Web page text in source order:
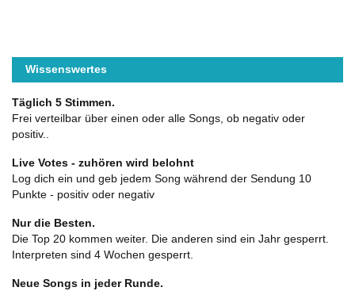
Wissenswertes
Täglich 5 Stimmen.
Frei verteilbar über einen oder alle Songs, ob negativ oder
positiv..
Live Votes - zuhören wird belohnt
Log dich ein und geb jedem Song während der Sendung 10
Punkte - positiv oder negativ
Nur die Besten.
Die Top 20 kommen weiter. Die anderen sind ein Jahr gesperrt.
Interpreten sind 4 Wochen gesperrt.
Neue Songs in jeder Runde.